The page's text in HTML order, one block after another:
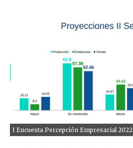
I Encuesta Percepción Empresarial 2022